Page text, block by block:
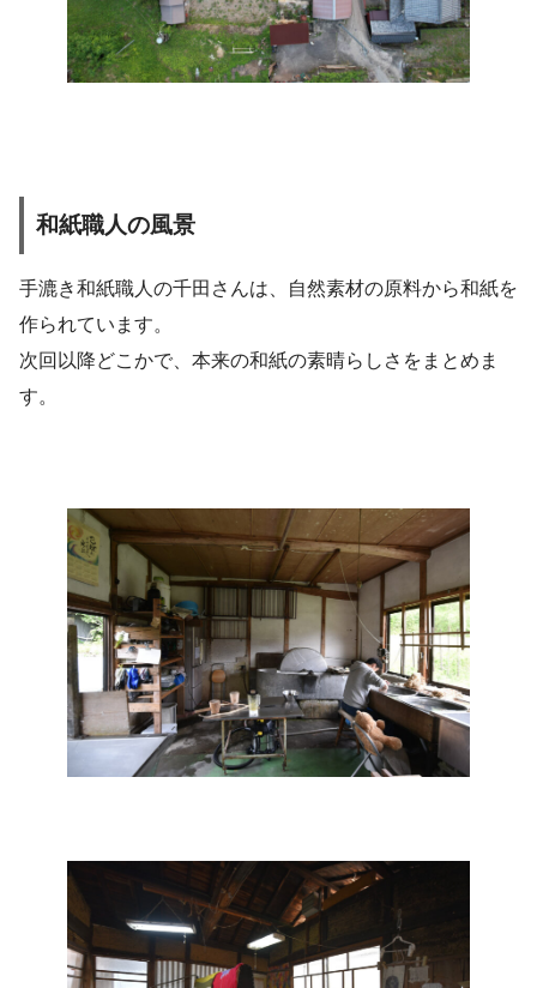
和紙職人の風景
手漉き和紙職人の千田さんは、自然素材の原料から和紙を
作られています。
次回以降どこかで、本来の和紙の素晴らしさをまとめま
す。